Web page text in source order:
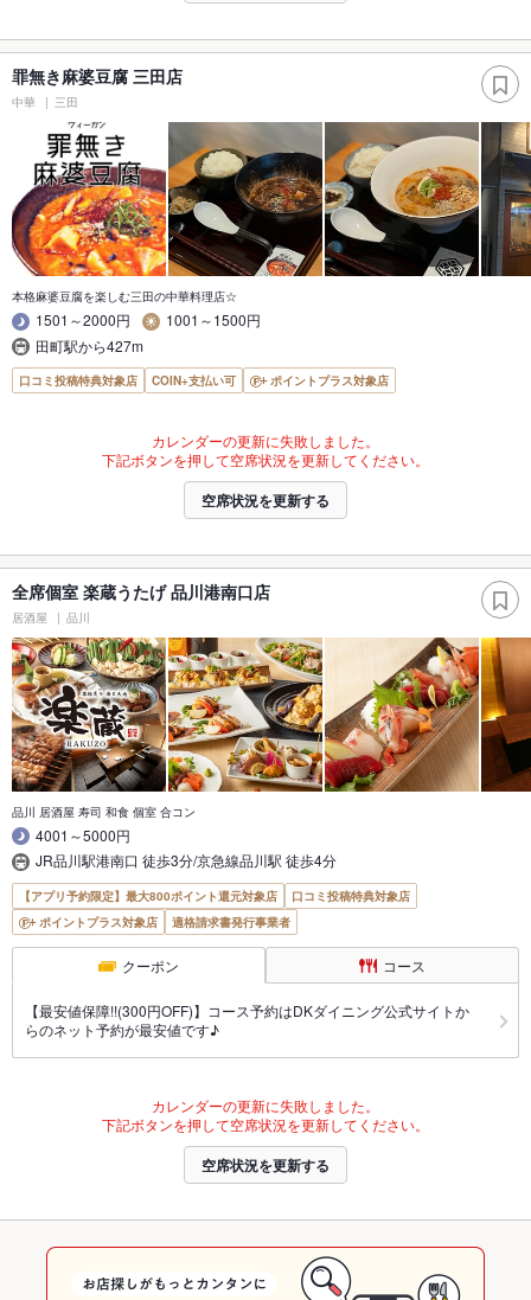
罪無き麻婆豆腐 三田店
中華 三田
本格麻婆豆腐を楽しむ三田の中華料理店☆
1501～2000円
1001～1500円
田町駅から427m
口コミ投稿特典対象店 COIN+支払い可 ポイントプラス対象店
カレンダーの更新に失敗しました。
下記ボタンを押して空席状況を更新してください。
空席状況を更新する
全席個室 楽蔵うたげ 品川港南口店
居酒屋 品川
品川 居酒屋 寿司 和食 個室 合コン
4001～5000円
JR品川駅港南口 徒歩3分/京急線品川駅 徒歩4分
【アプリ予約限定】最大800ポイント還元対象店
口コミ投稿特典対象店
ポイントプラス対象店
適格請求書発行事業者
クーポン コース
【最安値保障!!(300円OFF)】コース予約はDKダイニング公式サイトか
らのネット予約が最安値です♪
カレンダーの更新に失敗しました。
下記ボタンを押して空席状況を更新してください。
空席状況を更新する